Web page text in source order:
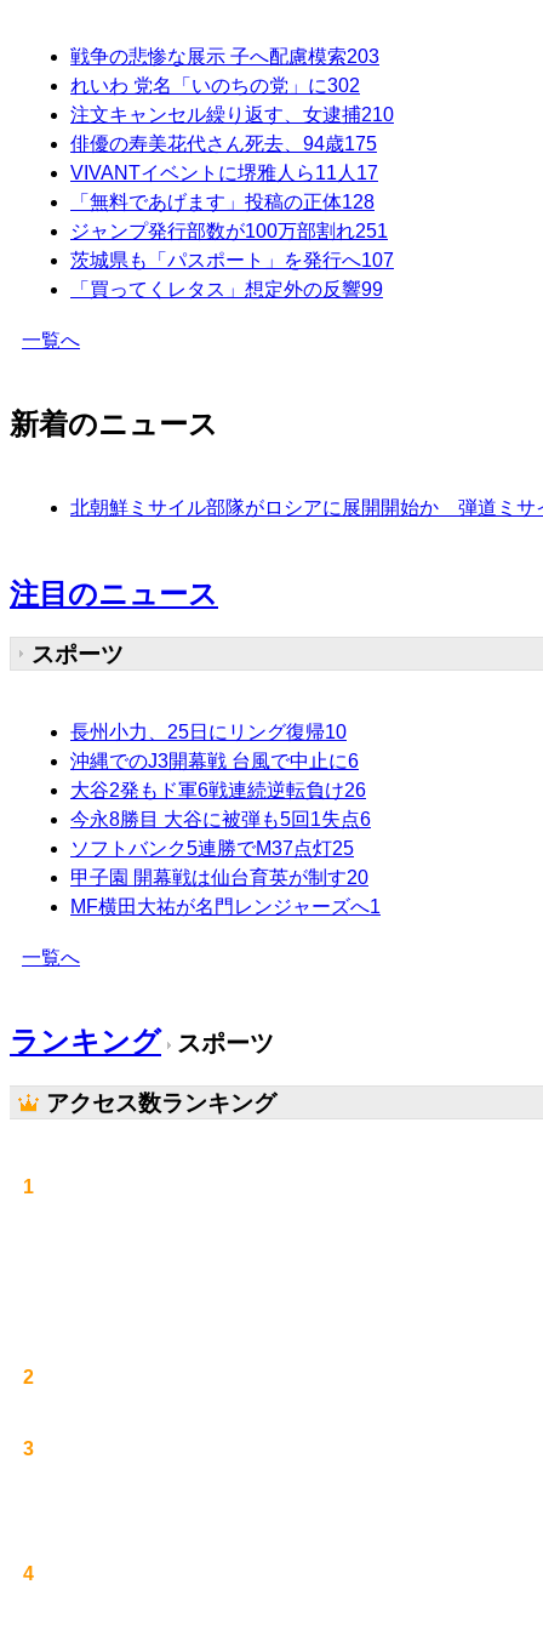
戦争の悲惨な展示 子へ配慮模索203
れいわ 党名「いのちの党」に302
注文キャンセル繰り返す、女逮捕210
俳優の寿美花代さん死去、94歳175
VIVANTイベントに堺雅人ら11人 17
「無料であげます」投稿の正体128
ジャンプ発行部数が100万部割れ251
茨城県も「パスポート」を発行へ107
「買ってくレタス」想定外の反響99
一覧へ
新着のニュース
北朝鮮ミサイル部隊がロシアに展開開始か 弾道ミ
注目のニュース
スポーツ
長州小力、25日にリング復帰10
沖縄でのJ3開幕戦 台風で中止に6
大谷2発もド軍6戦連続逆転負け26
今永8勝目 大谷に被弾も5回1失点6
ソフトバンク5連勝でM37点灯25
甲子園 開幕戦は仙台育英が制す20
MF横田大祐が名門レンジャーズへ1
一覧へ
ランキング スポーツ
アクセス数ランキング
1
2
3
4